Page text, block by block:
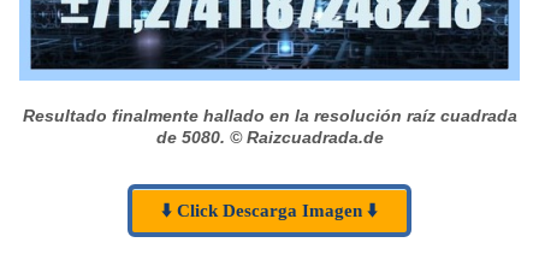
Resultado finalmente hallado en la resolución raíz cuadrada
de 5080. © Raizcuadrada.de
⬇️ Click Descarga Imagen ⬇️